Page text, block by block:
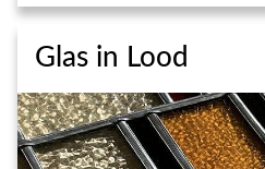
Glas in Lood